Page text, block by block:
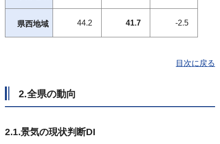
県西地域 44.2 41.7 -2.5
目次に戻る
2.全県の動向
2.1.景気の現状判断DI